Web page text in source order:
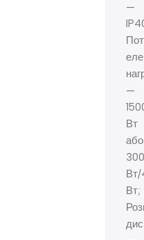
—
—
Вт
або
Вт;